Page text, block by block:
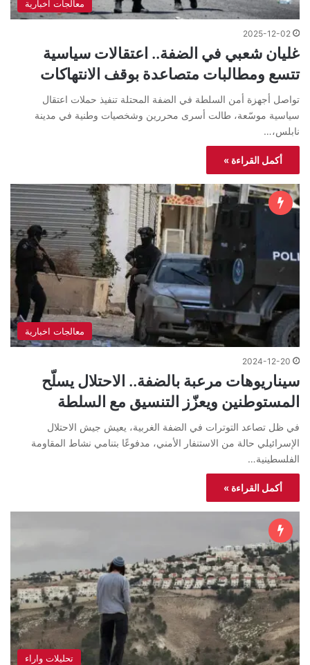
معالجات اخبارية
2025-12-02
غليان شعبي في الضفة.. اعتقالات سياسية
تتسع ومطالبات متصاعدة بوقف الانتهاكات
تواصل أجهزة أمن السلطة في الضفة المحتلة تنفيذ حملات اعتقال
سياسية موسّعة، طالت أسرى محررين وشخصيات وطنية في مدينة
نابلس،…
أكمل القراءة »
معالجات اخبارية
2024-12-20
سيناريوهات مرعبة بالضفة.. الاحتلال يسلّح
المستوطنين ويعزّز التنسيق مع السلطة
في ظل تصاعد التوترات في الضفة الغربية، يعيش جيش الاحتلال
الإسرائيلي حالة من الاستنفار الأمني، مدفوعًا بتنامي نشاط المقاومة
الفلسطينية…
أكمل القراءة »
تحليلات واراء